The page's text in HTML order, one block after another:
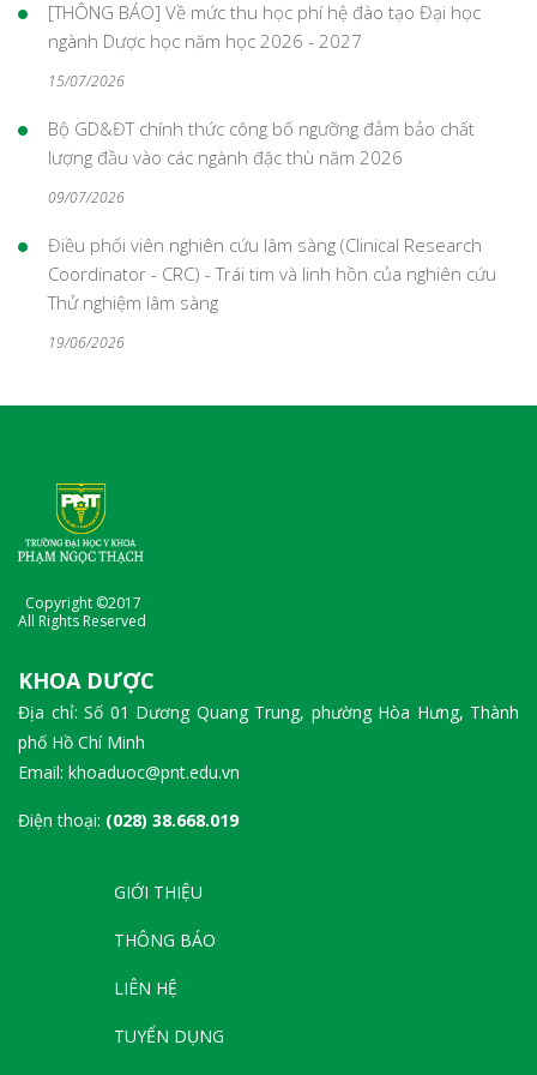
[THÔNG BÁO] Về mức thu học phí hệ đào tạo Đại học
ngành Dược học năm học 2026 - 2027
15/07/2026
Bộ GD&ĐT chính thức công bố ngưỡng đảm bảo chất
lượng đầu vào các ngành đặc thù năm 2026
09/07/2026
Điều phối viên nghiên cứu lâm sàng (Clinical Research
Coordinator - CRC) - Trái tim và linh hồn của nghiên cứu
Thử nghiệm lâm sàng
19/06/2026
Copyright ©2017
All Rights Reserved
KHOA DƯỢC
Địa chỉ: Số 01 Dương Quang Trung, phường Hòa Hưng, Thành
phố Hồ Chí Minh
Email: khoaduoc@pnt.edu.vn
Điện thoại: (028) 38.668.019
GIỚI THIỆU
THÔNG BÁO
LIÊN HỆ
TUYỂN DỤNG